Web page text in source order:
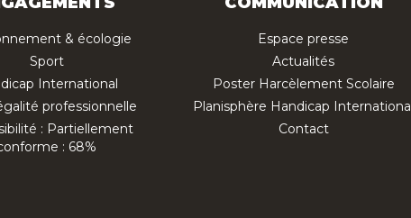
& écologie
Sport
International
professionnelle
: Partiellement
: 68%
Espace presse
Actualités
Poster Harcèlement Scolaire
Planisphère Handicap International
Contact